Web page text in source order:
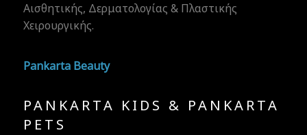
Αισθητικής, Δερματολογίας & Πλαστικής
Χειρουργικής.
Pankarta Beauty
PANKARTA KIDS & PANKARTA
PETS
Doctors' Hospital